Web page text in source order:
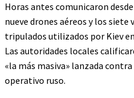
Horas antes comunicaron
nueve drones aéreos y los
tripulados utilizados por Kiev
Las autoridades locales
«la más masiva» lanzada
operativo ruso.